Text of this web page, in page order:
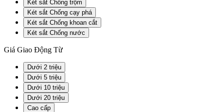
Két sắt Chống trộm
Két sắt Chống cạy phá
Két sắt Chống khoan cắt
Két sắt Chống nước
Giá Giao Động Từ
Dưới 2 triệu
Dưới 5 triệu
Dưới 10 triệu
Dưới 20 triệu
Cao cấp